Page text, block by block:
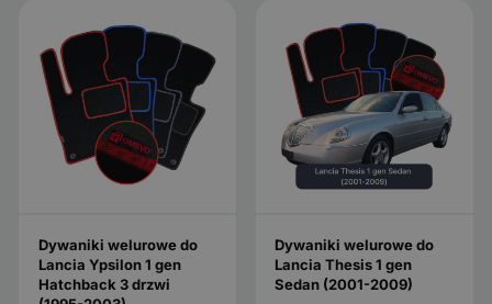
Dywaniki welurowe do
Lancia Ypsilon 1 gen
Hatchback 3 drzwi
Dywaniki welurowe do
Lancia Thesis 1 gen
Sedan (2001-2009)